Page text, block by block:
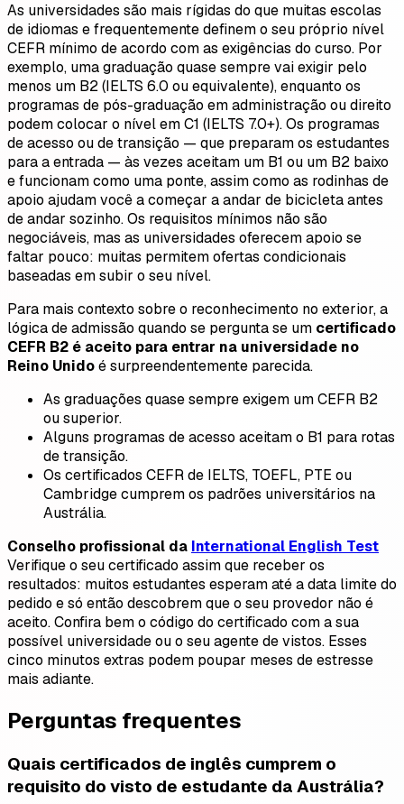
As universidades são mais rígidas do que muitas escolas
de idiomas e frequentemente definem o seu próprio nível
CEFR mínimo de acordo com as exigências do curso. Por
exemplo, uma graduação quase sempre vai exigir pelo
menos um B2 (IELTS 6.0 ou equivalente), enquanto os
programas de pós-graduação em administração ou direito
podem colocar o nível em C1 (IELTS 7.0+). Os programas
de acesso ou de transição — que preparam os estudantes
para a entrada — às vezes aceitam um B1 ou um B2 baixo
e funcionam como uma ponte, assim como as rodinhas de
apoio ajudam você a começar a andar de bicicleta antes
de andar sozinho. Os requisitos mínimos não são
negociáveis, mas as universidades oferecem apoio se
faltar pouco: muitas permitem ofertas condicionais
baseadas em subir o seu nível.
Para mais contexto sobre o reconhecimento no exterior, a
lógica de admissão quando se pergunta se um certificado
CEFR B2 é aceito para entrar na universidade no
Reino Unidoé surpreendentemente parecida.
As graduações quase sempre exigem um CEFR B2
ou superior.
Alguns programas de acesso aceitam o B1 para rotas
de transição.
Os certificados CEFR de IELTS, TOEFL, PTE ou
Cambridge cumprem os padrões universitários na
Austrália.
Conselho profissional da International English Test
Verifique o seu certificado assim que receber os
resultados: muitos estudantes esperam até a data limite do
pedido e só então descobrem que o seu provedor não é
aceito. Confira bem o código do certificado com a sua
possível universidade ou o seu agente de vistos. Esses
cinco minutos extras podem poupar meses de estresse
mais adiante.
Perguntas frequentes
Quais certificados de inglês cumprem o
requisito do visto de estudante da Austrália?